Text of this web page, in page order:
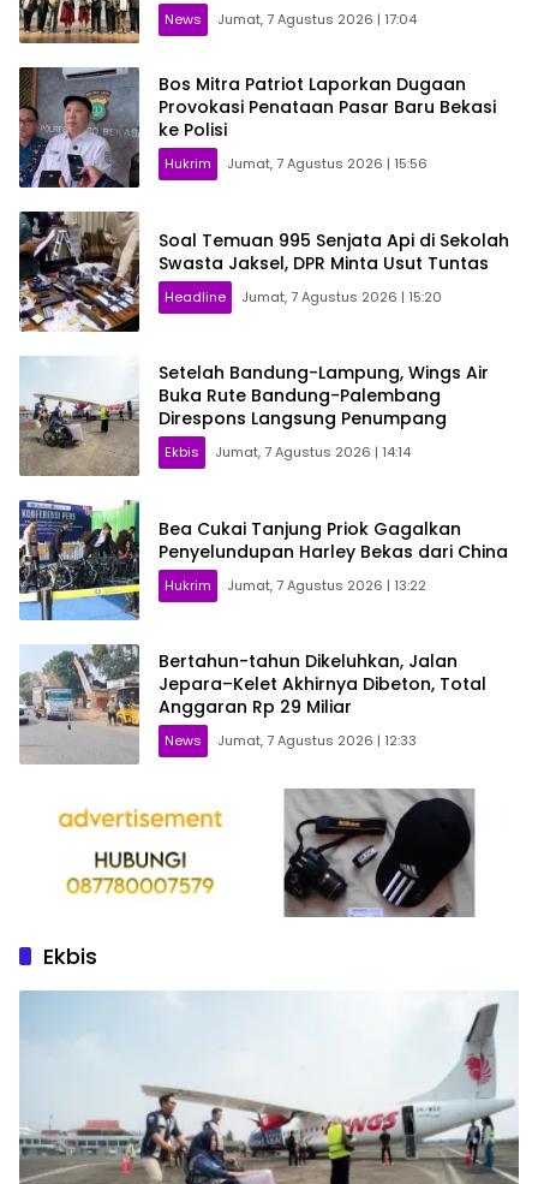
News Jumat, 7 Agustus 2026 | 17:04
Bos Mitra Patriot Laporkan Dugaan
Provokasi Penataan Pasar Baru Bekasi
ke Polisi
Hukrim Jumat, 7 Agustus 2026 | 15:56
Soal Temuan 995 Senjata Api di Sekolah
Swasta Jaksel, DPR Minta Usut Tuntas
Headline Jumat, 7 Agustus 2026 | 15:20
Setelah Bandung-Lampung, Wings Air
Buka Rute Bandung-Palembang
Direspons Langsung Penumpang
Ekbis Jumat, 7 Agustus 2026 | 14:14
Bea Cukai Tanjung Priok Gagalkan
Penyelundupan Harley Bekas dari China
Hukrim Jumat, 7 Agustus 2026 | 13:22
Bertahun-tahun Dikeluhkan, Jalan
Jepara–Kelet Akhirnya Dibeton, Total
Anggaran Rp 29 Miliar
News Jumat, 7 Agustus 2026 | 12:33
Ekbis